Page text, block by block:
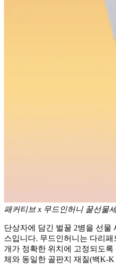
패커티브 x 무드인허니 꿀선물
단상자에 담긴 벌꿀 2병을 선물
스입니다. 무드인허니는 다리
개가 정확한 위치에 고정되도
체와 동일한 골판지 재질(백K-